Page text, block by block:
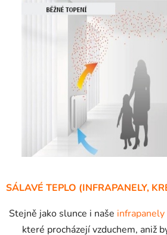
SÁLAVÉ TEPLO (INFRAPANELY,
Stejně jako slunce i naše infrapanely
které procházejí vzduchem, aniž